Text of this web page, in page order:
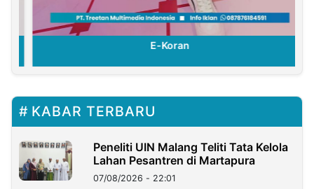
E-Koran
KABAR TERBARU
Peneliti UIN Malang Teliti Tata Kelola
Lahan Pesantren di Martapura
07/08/2026 - 22:01